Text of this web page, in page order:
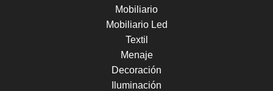
Mobiliario
Mobiliario Led
Textil
Menaje
Decoración
Iluminación